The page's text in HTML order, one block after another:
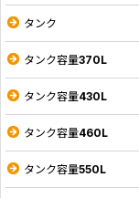
タンク
タンク容量370L
タンク容量430L
タンク容量460L
タンク容量550L